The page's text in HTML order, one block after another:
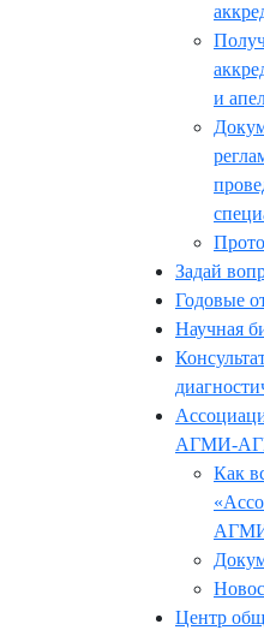
и
Задай
Годовые
Научная
АГМИ-
Как
Центр